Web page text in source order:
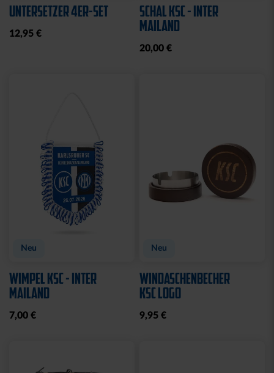
UNTERSETZER 4ER-SET
12,95 €
SCHAL KSC - INTER
MAILAND
20,00 €
Neu
WIMPEL KSC - INTER
MAILAND
7,00 €
Neu
WINDASCHENBECHER
KSC LOGO
9,95 €